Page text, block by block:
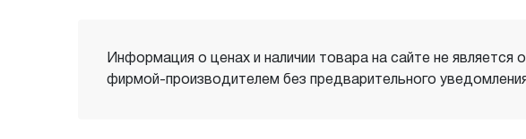
Информация о ценах и наличии товара на сайте не
фирмой-производителем без предварительного